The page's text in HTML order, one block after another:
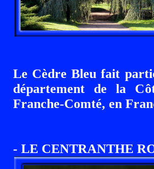
Le Cèdre Bleu fait
département de la
Franche-Comté, en
- LE CENTRANTHE